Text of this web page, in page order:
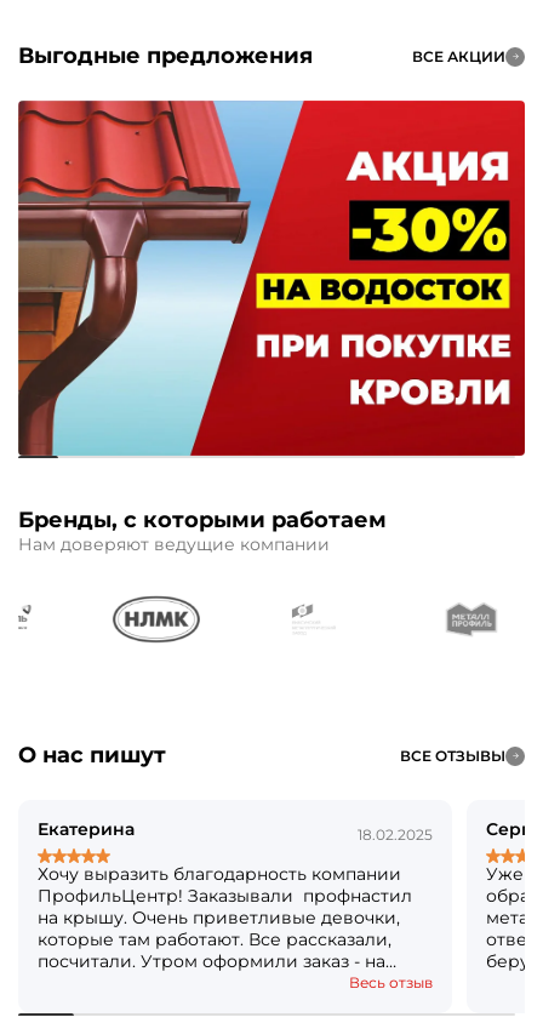
Выгодные предложения ВСЕ АКЦИИ
Бренды, с которыми работаем
Нам доверяют ведущие компании
О нас пишут ВСЕ ОТЗЫВЫ
Екатерина 18.02.2025
Хочу выразить благодарность компании
ПрофильЦентр! Заказывали профнастил
на крышу. Очень приветливые девочки,
которые там работают. Все рассказали,
посчитали. Утром оформили заказ - на
следующий день уже все было готово!Весь отзыв
Уже